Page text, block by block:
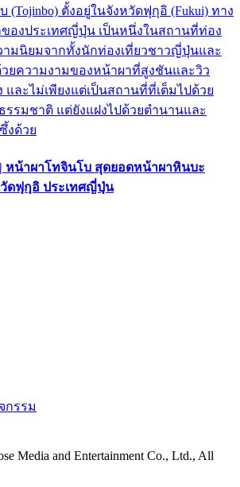
(Tojinbo) ตั้งอยู่ในจังหวัดฟุกุอิ (Fukui) ทาง
องประเทศญี่ปุ่น เป็นหนึ่งในสถานที่ท่อง
ามนิยมจากทั้งนักท่องเที่ยวชาวญี่ปุ่นและ
ยความงามของหน้าผาที่สูงชันและวิว
ละไม่เพียงแต่เป็นสถานที่ที่เต็มไปด้วย
รรมชาติ แต่ยังแฝงไปด้วยตำนานและ
งด้วย
| หน้าผาโทจินโบ สุดยอดหน้าผาหินบะ
ดฟุกุอิ ประเทศญี่ปุ่น
กรรม
Media and Entertainment Co., Ltd., All